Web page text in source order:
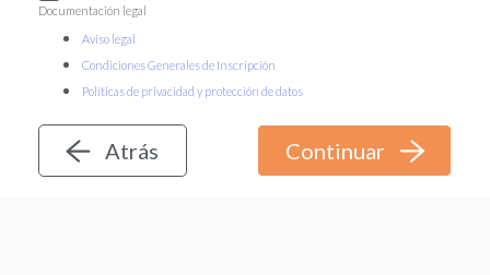
Documentación legal
Aviso legal
Condiciones Generales de Inscripción
Políticas de privacidad y protección de datos
Atrás